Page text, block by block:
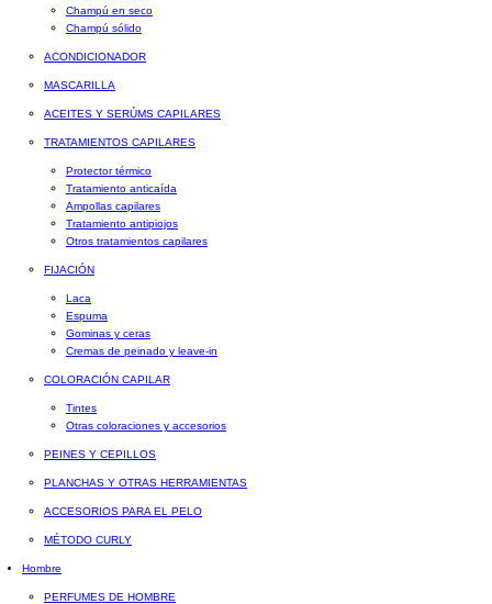
Champú en seco
Champú sólido
ACONDICIONADOR
MASCARILLA
ACEITES Y SERÚMS CAPILARES
TRATAMIENTOS CAPILARES
Protector térmico
Tratamiento anticaída
Ampollas capilares
Tratamiento antipiojos
Otros tratamientos capilares
FIJACIÓN
Laca
Espuma
Gominas y ceras
Cremas de peinado y leave-in
COLORACIÓN CAPILAR
Tintes
Otras coloraciones y accesorios
PEINES Y CEPILLOS
PLANCHAS Y OTRAS HERRAMIENTAS
ACCESORIOS PARA EL PELO
MÉTODO CURLY
Hombre
PERFUMES DE HOMBRE